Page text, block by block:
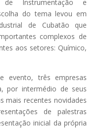
Instrumentação e
do tema levou em
de Cubatão que
complexos de
aos setores: Químico,
evento, três empresas
por intermédio de seus
mais recentes novidades
de palestras
inicial da própria